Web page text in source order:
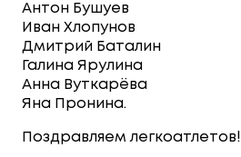
Антон Бушуев
Иван Хлопунов
Дмитрий Баталин
Галина Ярулина
Анна Вуткарёва
Яна Пронина.
Поздравляем легкоатлетов!